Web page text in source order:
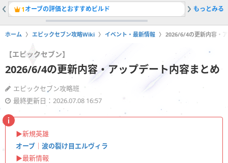
1オーブの評価とおすすめビルド 2最強編
もっとみる
ホーム エピックセブン攻略Wiki イベント・最新情報 2026/6/4の更新内容・
【エピックセブン】
2026/6/4の更新内容・アップデート内容まとめ
エピックセブン攻略班
最終更新日：2026.07.08 16:57
▶︎新規英雄
オーブ ｜ 波の裂け目エルヴィラ
▶︎最新情報